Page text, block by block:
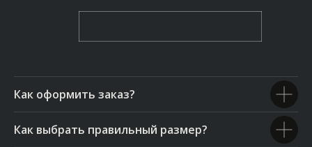
Как оформить заказ?
Как выбрать правильный размер?